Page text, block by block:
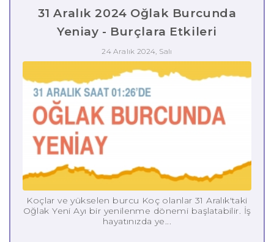
31 Aralık 2024 Oğlak Burcunda
Yeniay - Burçlara Etkileri
24 Aralık 2024, Salı
Koçlar ve yükselen burcu Koç olanlar 31 Aralık'taki
Oğlak Yeni Ayı bir yenilenme dönemi başlatabilir. İş
hayatınızda ye...